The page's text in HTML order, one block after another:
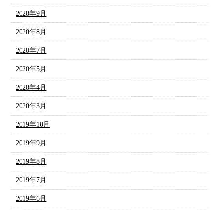
2020年9月
2020年8月
2020年7月
2020年5月
2020年4月
2020年3月
2019年10月
2019年9月
2019年8月
2019年7月
2019年6月